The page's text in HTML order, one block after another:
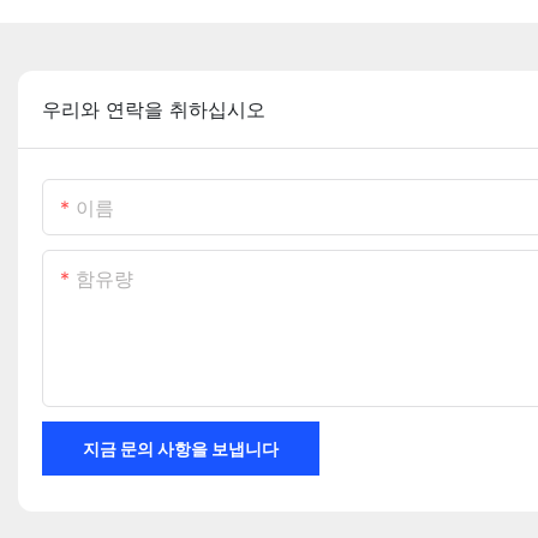
우리와 연락을 취하십시오
이름
함유량
지금 문의 사항을 보냅니다